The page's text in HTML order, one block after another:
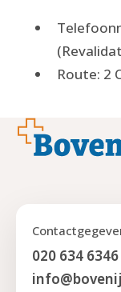
Route: 2
Footer
020 634 6346